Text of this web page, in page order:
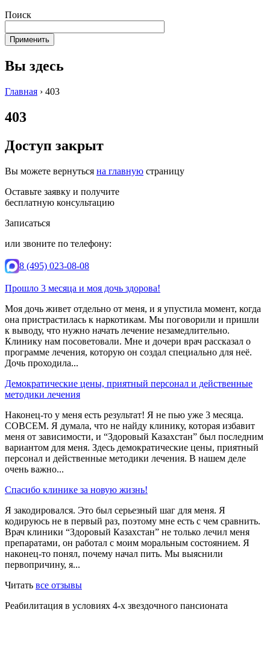
Поиск
Вы здесь
Главная › 403
403
Доступ закрыт
Вы можете вернуться на главную страницу
Оставьте заявку и получите
бесплатную консультацию
Записаться
или звоните по телефону:
8 (495) 023-08-08
Прошло 3 месяца и моя дочь здорова!
Моя дочь живет отдельно от меня, и я упустила момент, когда
она пристрастилась к наркотикам. Мы поговорили и пришли
к выводу, что нужно начать лечение незамедлительно.
Клинику нам посоветовали. Мне и дочери врач рассказал о
программе лечения, которую он создал специально для неё.
Дочь проходила...
Демократические цены, приятный персонал и действенные
методики лечения
Наконец-то у меня есть результат! Я не пью уже 3 месяца.
СОВСЕМ. Я думала, что не найду клинику, которая избавит
меня от зависимости, и “Здоровый Казахстан” был последним
вариантом для меня. Здесь демократические цены, приятный
персонал и действенные методики лечения. В нашем деле
очень важно...
Спасибо клинике за новую жизнь!
Я закодировался. Это был серьезный шаг для меня. Я
кодируюсь не в первый раз, поэтому мне есть с чем сравнить.
Врач клиники “Здоровый Казахстан” не только лечил меня
препаратами, он работал с моим моральным состоянием. Я
наконец-то понял, почему начал пить. Мы выяснили
первопричину, я...
Читать все отзывы
Реабилитация в условиях 4-х звездочного пансионата